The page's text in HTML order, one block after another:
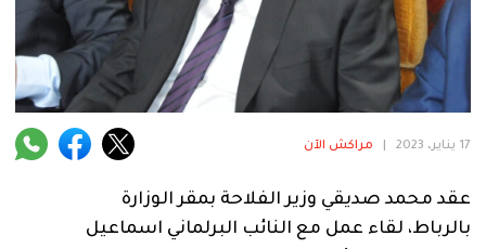
فنية
منوعة
17 يناير، 2023 مراكش الآن
عقد محمد صديقي وزير الفلاحة بمقر الوزارة
بالرباط، لقاء عمل مع النائب البرلماني اسماعيل